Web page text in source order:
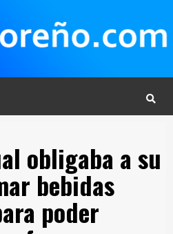
obligaba a su
bebidas
poder